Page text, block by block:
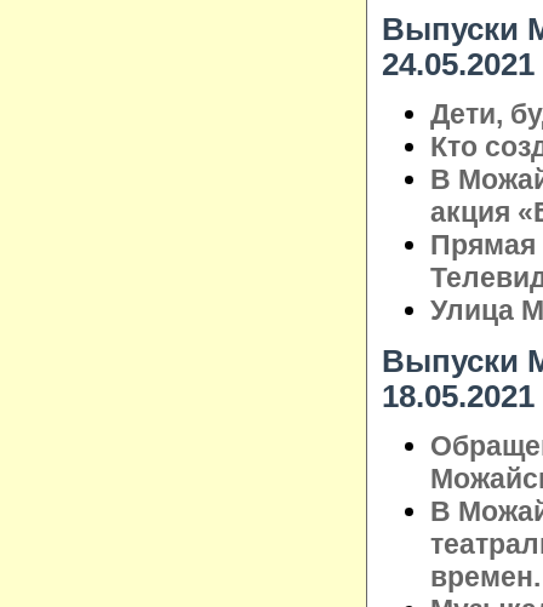
Выпуски
24.05.2021
Дети,
Кто
В
акция
Прямая
Улица
Выпуски
18.05.2021
В